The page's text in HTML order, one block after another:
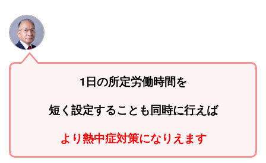
1日の所定労働時間を
短く設定することも同時に行えば
より熱中症対策になりえます